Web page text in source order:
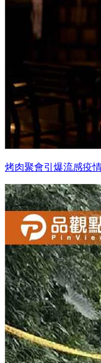
烤肉聚會引爆流感疫